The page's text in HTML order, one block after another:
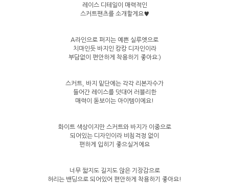
레이스 디테일이 매력적인
스커트팬츠를 소개할게요♥
A라인으로 퍼지는 예쁜 실루엣으로
치마인듯 바지인 캉캉 디자인이라
부담없이 편안하게 착용하기 좋아요:)
스커트, 바지 밑단에는 각각 리본자수가
들어간 레이스를 덧대어 러블리한
매력이 돋보이는 아이템이에요!
화이트 색상이지만 스커트와 바지가 이중으로
되어있는 디자인이라 비침걱정 없이
편하게 입히기 좋으실거에요
너무 짧지도 길지도 않은 기장감으로
허리는 밴딩으로 되어있어 편안하게 착용하기 좋아요!